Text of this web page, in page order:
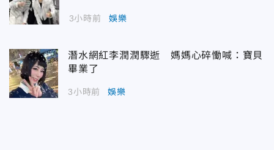
3小時前 娛樂
潛水網紅李潤潤驟逝 媽媽心碎慟喊：寶貝
畢業了
3小時前 娛樂